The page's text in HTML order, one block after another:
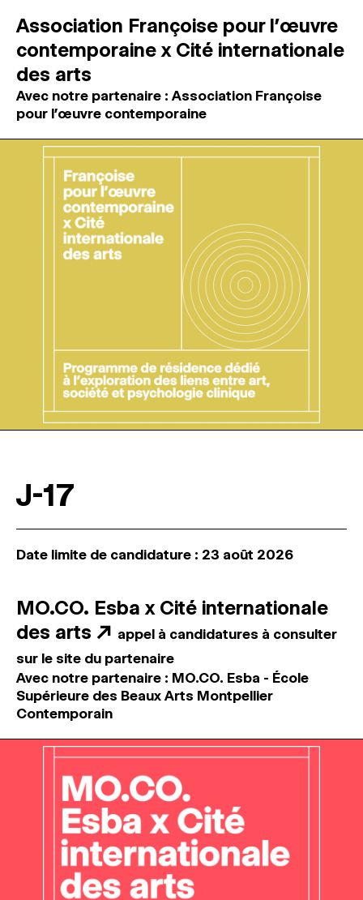
Association Françoise pour l’œuvre
contemporaine x Cité internationale
des arts
Avec notre partenaire : Association Françoise
pour l’œuvre contemporaine
J-17
Date limite de candidature : 23 août 2026
MO.CO. Esba x Cité internationale
des arts ↗ appel à candidatures à consulter
sur le site du partenaire
Avec notre partenaire : MO.CO. Esba - École
Supérieure des Beaux Arts Montpellier
Contemporain